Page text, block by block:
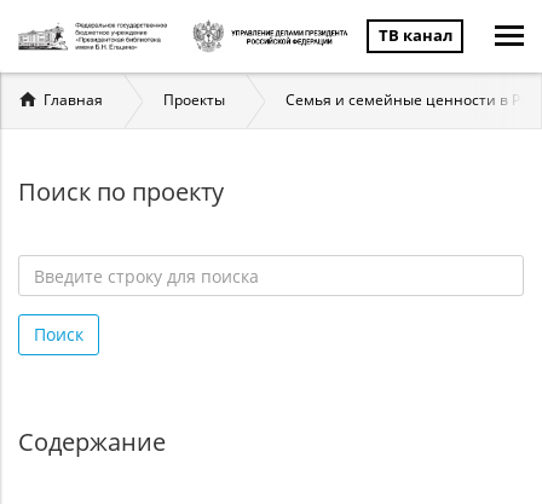
ТВ канал
Вы
здесь
Главная Проекты Семья и семейные ценности в
Поиск по проекту
строку
для
Поиск
Содержание